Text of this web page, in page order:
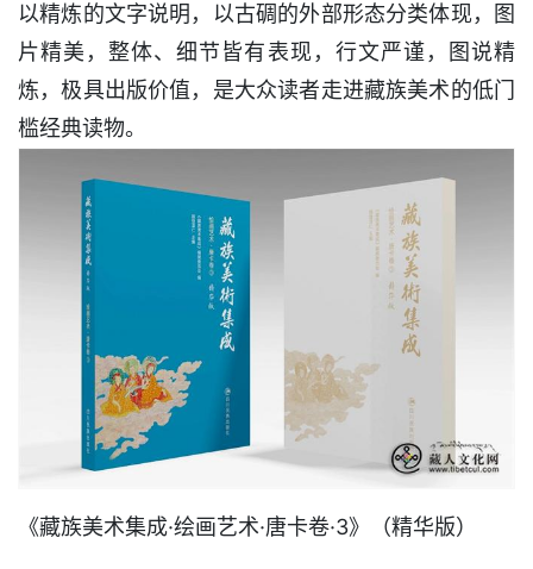
以精炼的文字说明，以古碉的外部形态分类体现，图
片精美，整体、细节皆有表现，行文严谨，图说精
炼，极具出版价值，是大众读者走进藏族美术的低门
槛经典读物。
《藏族美术集成·绘画艺术·唐卡卷·3》（精华版）